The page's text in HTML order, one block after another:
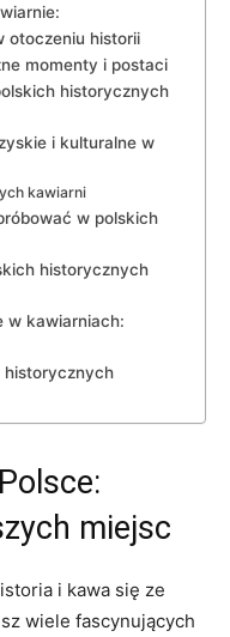
otoczeniu historii
momenty i postaci
historycznych
⁣i kulturalne w
⁤kawiarni
w⁢ polskich
historycznych
w kawiarniach:
miejsc
i kawa się ze
wiele​ fascynujących